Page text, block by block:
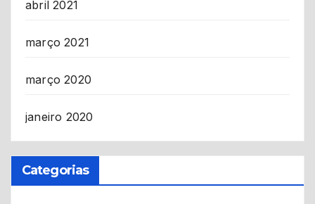
abril 2021
março 2021
março 2020
janeiro 2020
Categorias